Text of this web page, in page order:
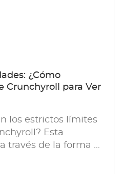
¿Cómo
Crunchyroll para Ver
los estrictos límites
Esta
través de la forma de